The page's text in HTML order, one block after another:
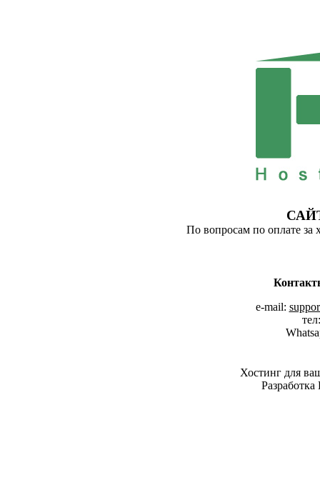
По вопросам по оплате за
e-mail:
Хостинг для